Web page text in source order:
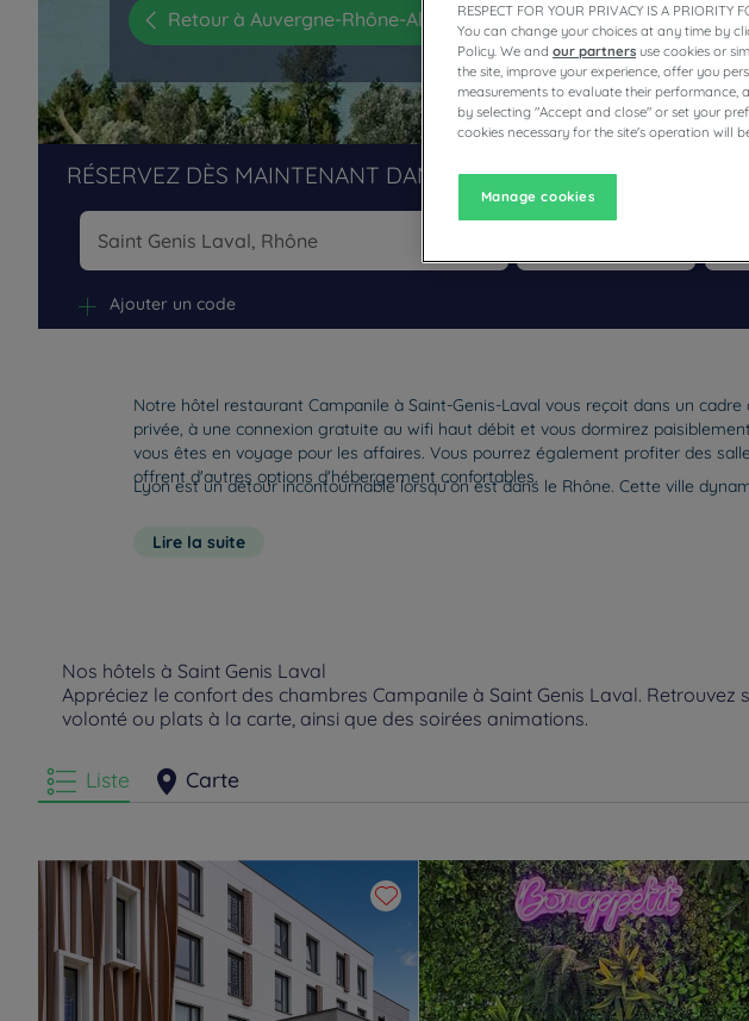
Retour à Auvergne-Rhône-Alpes
RÉSERVEZ DÈS MAINTENANT DANS NOS HÔTELS
Ajouter un code
Notre hôtel restaurant Campanile à Saint-Genis-Laval vous reçoit dans un
privée, à une connexion gratuite au wifi haut débit et vous dormirez
vous êtes en voyage pour les affaires. Vous pourrez également profiter des
offrent d'autres options d'hébergement confortables.
Lyon est un détour incontournable lorsqu’on est dans le Rhône. Cette ville
Lire la suite
Nos hôtels à Saint Genis Laval
Appréciez le confort des chambres Campanile à Saint Genis Laval.
volonté ou plats à la carte, ainsi que des soirées animations.
Liste Carte
RESPECT FOR YOUR PRIVACY IS A PRIORITY
You can change your choices at any time by
Policy. We and our partners use cookies or
the site, improve your experience, offer you
measurements to evaluate their
by selecting "Accept and close" or set your
cookies necessary for the site's operation will
Manage cookies